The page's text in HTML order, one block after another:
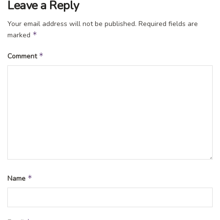
Leave a Reply
Your email address will not be published. Required fields are
marked *
Comment *
Name *